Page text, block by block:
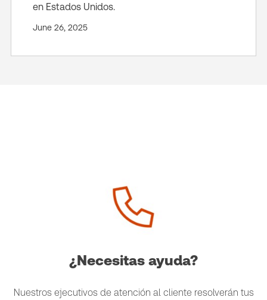
en Estados Unidos.
June 26, 2025
¿Necesitas ayuda?
Nuestros ejecutivos de atención al cliente resolverán tus